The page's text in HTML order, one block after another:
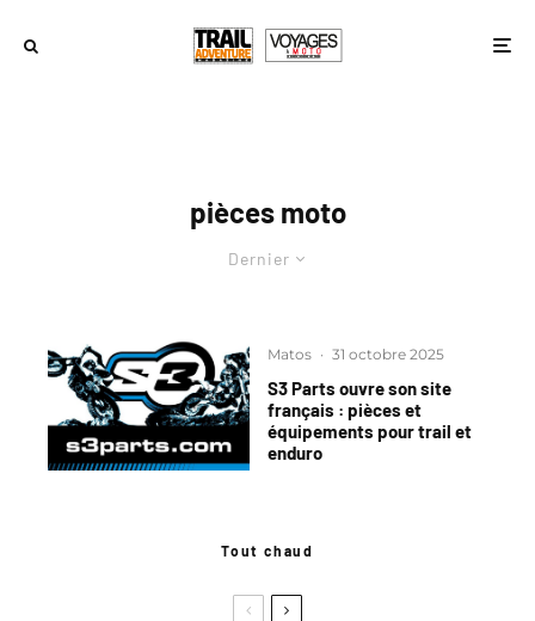
pièces moto
Dernier
Matos · 31 octobre 2025
S3 Parts ouvre son site
français : pièces et
équipements pour trail et
enduro
Tout chaud